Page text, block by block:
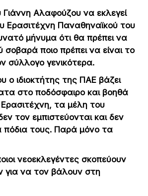
Αλαφούζου να εκλεγεί
Ερασιτέχνη Παναθηναϊκού του
μήνυμα ότι θα πρέπει να
σοβαρά ποιο πρέπει να είναι το
σύλλογο γενικότερα.
ο ιδιοκτήτης της ΠΑΕ βάζει
στο ποδόσφαιρο και βοηθά
τα μέλη του
τον εμπιστεύονται και δεν
πόδια τους. Παρά μόνο τα
νεοεκλεγέντες σκοπεύουν
για να τον βάλουν στη